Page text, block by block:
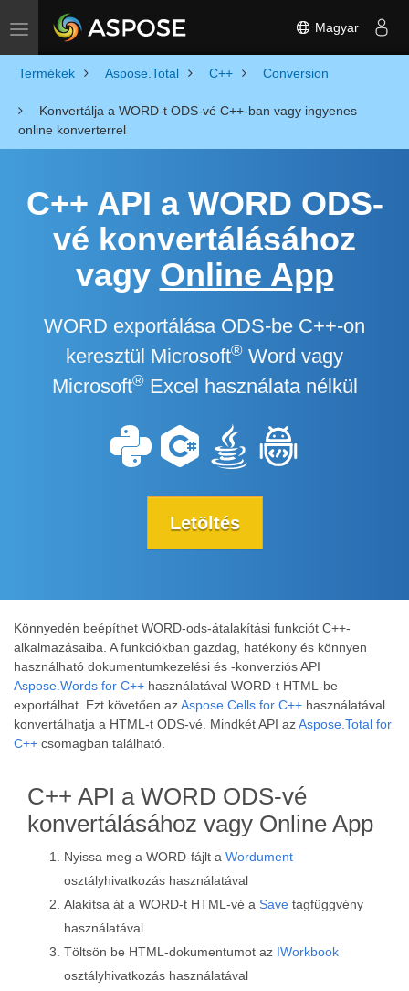
Toggle navigation Magyar
Termékek Aspose.Total C++ Conversion
Konvertálja a WORD-t ODS-vé C++-ban vagy ingyenes
online konverterrel
C++ API a WORD ODS-
vé konvertálásához
vagy Online App
WORD exportálása ODS-be C++-on
keresztül Microsoft® Word vagy
Microsoft®Excel használata nélkül
Letöltés
Könnyedén beépíthet WORD-ods-átalakítási funkciót C++-
alkalmazásaiba. A funkciókban gazdag, hatékony és könnyen
használható dokumentumkezelési és -konverziós API
Aspose.Words for C++ használatával WORD-t HTML-be
exportálhat. Ezt követően azAspose.Cells for C++ használatával
konvertálhatja a HTML-t ODS-vé. Mindkét API azAspose.Total for
C++ csomagban található.
C++ API a WORD ODS-vé
konvertálásához vagy Online App
Nyissa meg a WORD-fájlt a Wordument
osztályhivatkozás használatával
Alakítsa át a WORD-t HTML-vé a Save tagfüggvény
használatával
Töltsön be HTML-dokumentumot az IWorkbook
osztályhivatkozás használatával